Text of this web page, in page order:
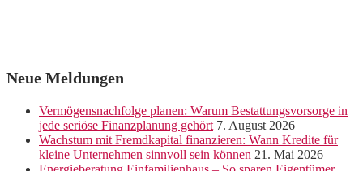
Neue Meldungen
Vermögensnachfolge planen: Warum Bestattungsvorsorge in
jede seriöse Finanzplanung gehört 7. August 2026
Wachstum mit Fremdkapital finanzieren: Wann Kredite für
kleine Unternehmen sinnvoll sein können 21. Mai 2026